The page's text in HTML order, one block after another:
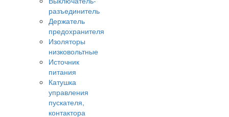
разъединитель
Держатель
предохранителя
Изоляторы
низковольтные
Источник
питания
Катушка
управления
пускателя,
контактора